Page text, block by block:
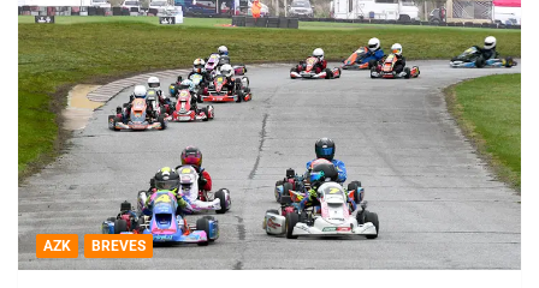
AZK BREVES